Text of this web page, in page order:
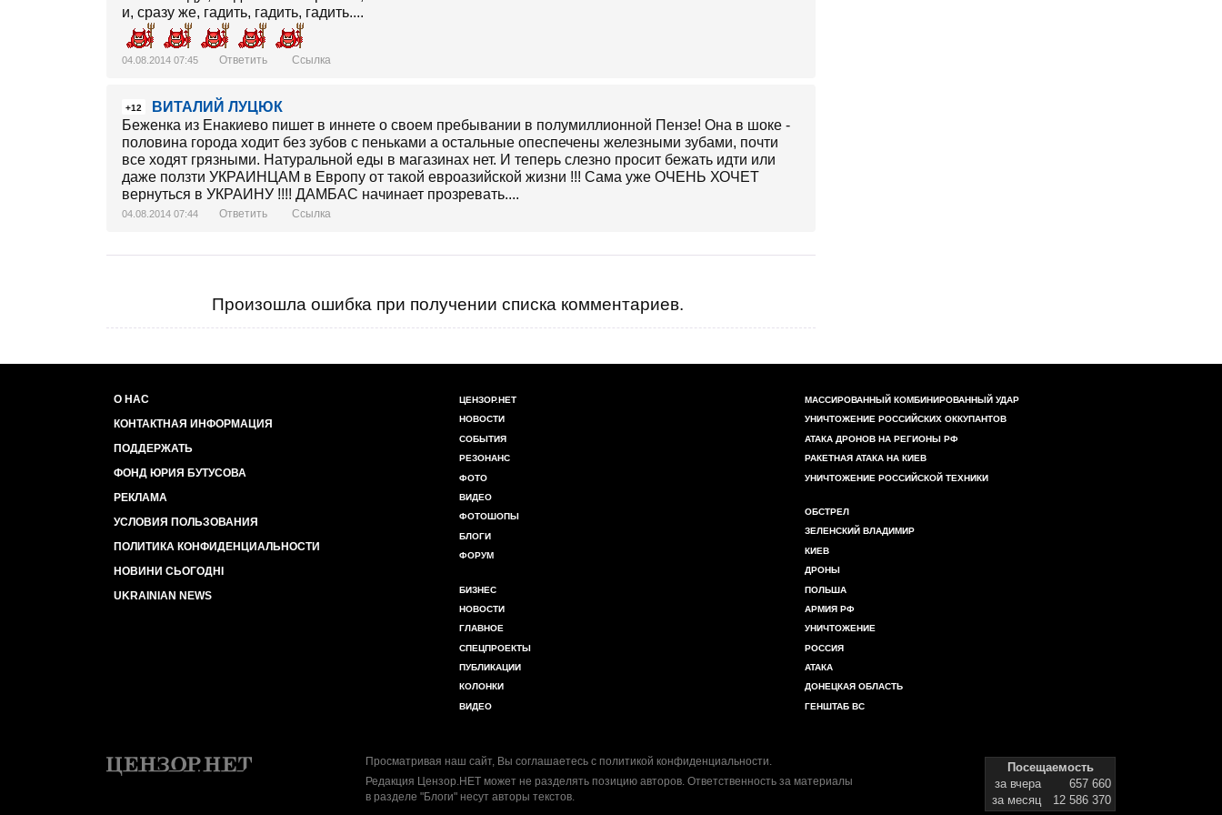
и, сразу же, гадить, гадить, гадить....
04.08.2014 07:45 Ответить Ссылка
+12
ВИТАЛИЙ ЛУЦЮК
Беженка из Енакиево пишет в иннете о своем пребывании в полумиллионной Пензе! Она в шоке -
половина города ходит без зубов с пеньками а остальные опеспечены железными зубами, почти
все ходят грязными. Натуральной еды в магазинах нет. И теперь слезно просит бежать идти или
даже ползти УКРАИНЦАМ в Европу от такой евроазийской жизни !!! Сама уже ОЧЕНЬ ХОЧЕТ
вернуться в УКРАИНУ !!!! ДАМБАС начинает прозревать....
04.08.2014 07:44 Ответить Ссылка
Произошла ошибка при получении списка комментариев.
О НАС
КОНТАКТНАЯ ИНФОРМАЦИЯ
ПОДДЕРЖАТЬ
ФОНД ЮРИЯ БУТУСОВА
РЕКЛАМА
УСЛОВИЯ ПОЛЬЗОВАНИЯ
ПОЛИТИКА КОНФИДЕНЦИАЛЬНОСТИ
НОВИНИ СЬОГОДНІ
UKRAINIAN NEWS
ЦЕНЗОР.НЕТ
НОВОСТИ
СОБЫТИЯ
РЕЗОНАНС
ФОТО
ВИДЕО
ФОТОШОПЫ
БЛОГИ
ФОРУМ
БИЗНЕС
НОВОСТИ
ГЛАВНОЕ
СПЕЦПРОЕКТЫ
ПУБЛИКАЦИИ
КОЛОНКИ
ВИДЕО
МАССИРОВАННЫЙ КОМБИНИРОВАННЫЙ УДАР
УНИЧТОЖЕНИЕ РОССИЙСКИХ ОККУПАНТОВ
АТАКА ДРОНОВ НА РЕГИОНЫ РФ
РАКЕТНАЯ АТАКА НА КИЕВ
УНИЧТОЖЕНИЕ РОССИЙСКОЙ ТЕХНИКИ
ОБСТРЕЛ
ЗЕЛЕНСКИЙ ВЛАДИМИР
КИЕВ
ДРОНЫ
ПОЛЬША
АРМИЯ РФ
УНИЧТОЖЕНИЕ
РОССИЯ
АТАКА
ДОНЕЦКАЯ ОБЛАСТЬ
ГЕНШТАБ ВС
Просматривая наш сайт, Вы соглашаетесь с политикой конфиденциальности.
Редакция Цензор.НЕТ может не разделять позицию авторов. Ответственность за материалы
в разделе "Блоги" несут авторы текстов.
Посещаемость
за вчера
657 660
за месяц
12 586 370